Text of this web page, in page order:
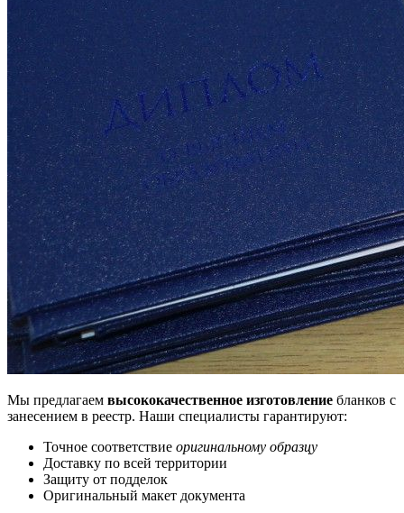
Мы предлагаем высококачественное изготовление бланков с
занесением в реестр. Наши специалисты гарантируют:
Точное соответствие оригинальному образцу
Доставку по всей территории
Защиту от подделок
Оригинальный макет документа